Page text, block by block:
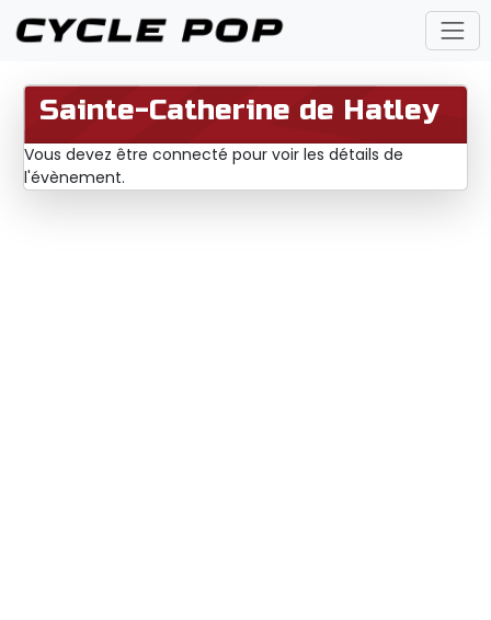
Sainte-Catherine de Hatley
Vous devez être connecté pour voir les détails de
l'évènement.